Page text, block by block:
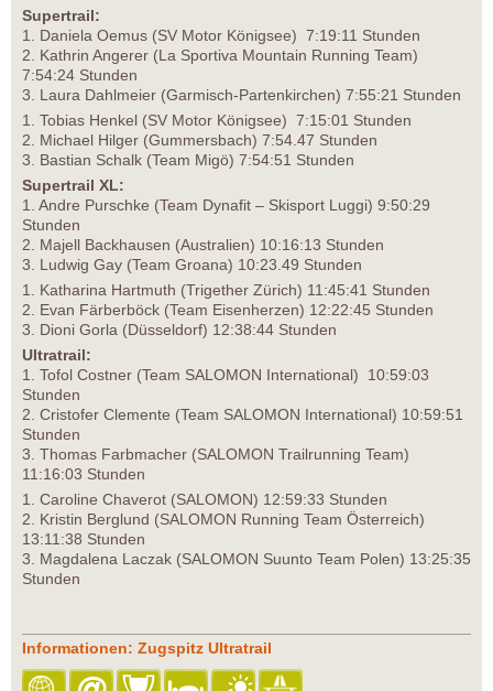
Supertrail:
1. Daniela Oemus (SV Motor Königsee) 7:19:11 Stunden
2. Kathrin Angerer (La Sportiva Mountain Running Team)
7:54:24 Stunden
3. Laura Dahlmeier (Garmisch-Partenkirchen) 7:55:21 Stunden
1. Tobias Henkel (SV Motor Königsee) 7:15:01 Stunden
2. Michael Hilger (Gummersbach) 7:54.47 Stunden
3. Bastian Schalk (Team Migö) 7:54:51 Stunden
Supertrail XL:
1. Andre Purschke (Team Dynafit – Skisport Luggi) 9:50:29
Stunden
2. Majell Backhausen (Australien) 10:16:13 Stunden
3. Ludwig Gay (Team Groana) 10:23.49 Stunden
1. Katharina Hartmuth (Trigether Zürich) 11:45:41 Stunden
2. Evan Färberböck (Team Eisenherzen) 12:22:45 Stunden
3. Dioni Gorla (Düsseldorf) 12:38:44 Stunden
Ultratrail:
1. Tofol Costner (Team SALOMON International) 10:59:03
Stunden
2. Cristofer Clemente (Team SALOMON International) 10:59:51
Stunden
3. Thomas Farbmacher (SALOMON Trailrunning Team)
11:16:03 Stunden
1. Caroline Chaverot (SALOMON) 12:59:33 Stunden
2. Kristin Berglund (SALOMON Running Team Österreich)
13:11:38 Stunden
3. Magdalena Laczak (SALOMON Suunto Team Polen) 13:25:35
Stunden
Informationen: Zugspitz Ultratrail